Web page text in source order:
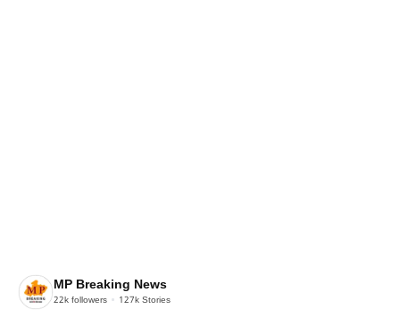
MP Breaking News
22k followers 127k Stories